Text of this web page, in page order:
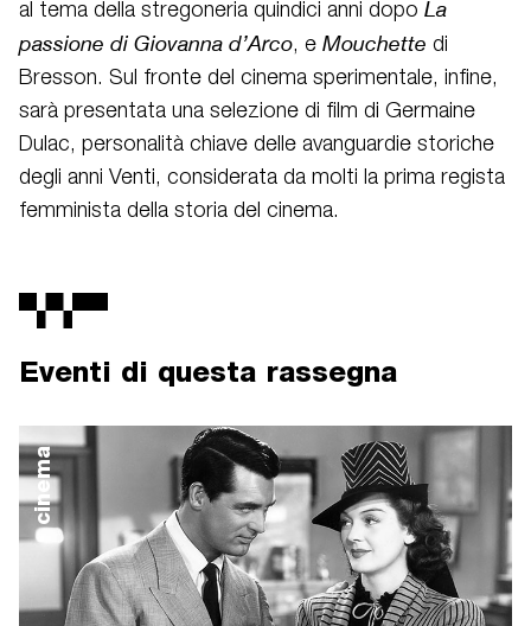
al tema della stregoneria quindici anni dopo La
passione di Giovanna d’Arco, e Mouchette di
Bresson. Sul fronte del cinema sperimentale, infine,
sarà presentata una selezione di film di Germaine
Dulac, personalità chiave delle avanguardie storiche
degli anni Venti, considerata da molti la prima regista
femminista della storia del cinema.
Eventi di questa rassegna
cinema